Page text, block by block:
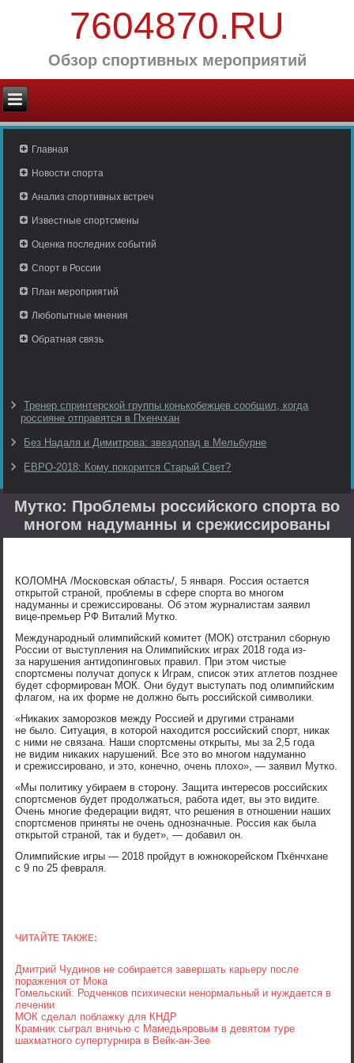
7604870.RU
Обзор спортивных мероприятий
Главная
Новости спорта
Анализ спортивных встреч
Известные спортсмены
Оценка последних событий
Спорт в России
План мероприятий
Любопытные мнения
Обратная связь
Тренер спринтерской группы конькобежцев сообщил, когда
россияне отправятся в Пхенчхан
Без Надаля и Димитрова: звездопад в Мельбурне
ЕВРО-2018: Кому покорится Старый Свет?
Мутко: Проблемы российского спорта во
многом надуманны и срежиссированы
КОЛОМНА /Московская область/, 5 января. Россия остается
открытой страной, проблемы в сфере спорта во многом
надуманны и срежиссированы. Об этом журналистам заявил
вице-премьер РФ Виталий Мутко.
Международный олимпийский комитет (МОК) отстранил сборную
России от выступления на Олимпийских играх 2018 года из-
за нарушения антидопинговых правил. При этом чистые
спортсмены получат допуск к Играм, список этих атлетов позднее
будет сформирован МОК. Они будут выступать под олимпийским
флагом, на их форме не должно быть российской символики.
«Никаких заморозков между Россией и другими странами
не было. Ситуация, в которой находится российский спорт, никак
с ними не связана. Наши спортсмены открыты, мы за 2,5 года
не видим никаких нарушений. Все это во многом надуманно
и срежиссировано, и это, конечно, очень плохо», — заявил Мутко.
«Мы политику убираем в сторону. Защита интересов российских
спортсменов будет продолжаться, работа идет, вы это видите.
Очень многие федерации видят, что решения в отношении наших
спортсменов приняты не очень однозначные. Россия как была
открытой страной, так и будет», — добавил он.
Олимпийские игры — 2018 пройдут в южнокорейском Пхёнчхане
с 9 по 25 февраля.
ЧИТАЙТЕ ТАКЖЕ:
Дмитрий Чудинов не собирается завершать карьеру после
поражения от Мока
Гомельский: Родченков психически ненормальный и нуждается в
лечении
МОК сделал поблажку для КНДР
Крамник сыграл вничью с Мамедьяровым в девятом туре
шахматного супертурнира в Вейк-ан-Зее